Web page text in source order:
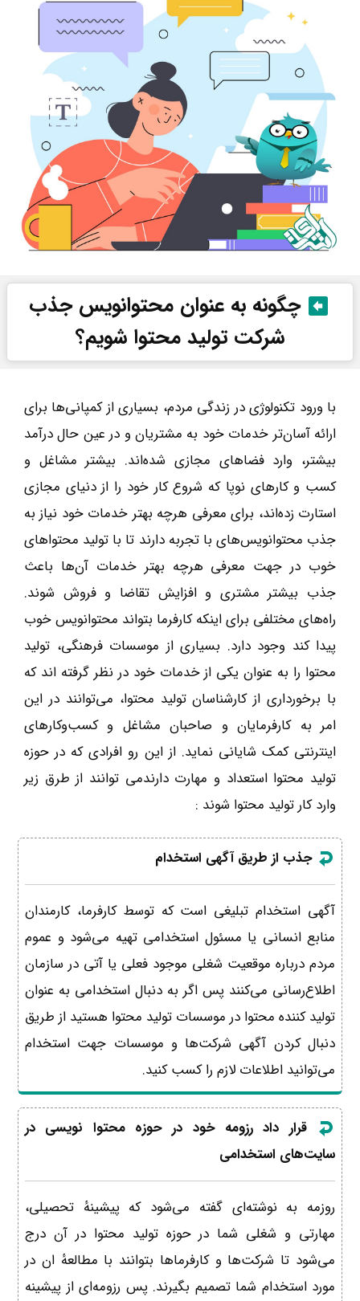
چگونه به عنوان محتوانویس جذب
شرکت تولید محتوا شویم؟
با ورود تکنولوژی در زندگی مردم، بسیاری از کمپانی‌ها برای
ارائه آسان‌تر خدمات خود به مشتریان و در عین حال درآمد
بیشتر، وارد فضاهای مجازی شده‌اند. بیشتر مشاغل و
کسب و کارهای نوپا که شروع کار خود را از دنیای مجازی
استارت زد‌ه‌اند، برای معرفی هرچه بهتر خدمات خود نیاز به
جذب محتوانویس‌های با تجربه دارند تا با تولید محتواهای
خوب در جهت معرفی هرچه بهتر خدمات آن‌ها باعث
جذب بیشتر مشتری و افزایش تقاضا و فروش شوند.
راه‌های مختلفی برای اینکه کارفرما بتواند محتوانویس خوب
پیدا کند وجود دارد. بسیاری از موسسات فرهنگی، تولید
محتوا را به عنوان یکی از خدمات خود در نظر گرفته اند که
با برخورداری از کارشناسان تولید محتوا، می‌توانند در این
امر به کارفرمایان و صاحبان مشاغل و کسب‌وکارهای
اینترنتی کمک شایانی نماید. از این رو افرادی که در حوزه
تولید محتوا استعداد و مهارت دارندمی توانند از طرق زیر
وارد کار تولید محتوا شوند :
جذب از طریق آگهی استخدام
آگهی استخدام تبلیغی است که توسط کارفرما، کارمندان
منابع انسانی یا مسئول استخدامی تهیه می‌شود و عموم
مردم درباره موقعیت شغلی موجود فعلی یا آتی در سازمان
اطلاع‌رسانی می‌کنند پس اگر به دنبال استخدامی به عنوان
تولید کننده محتوا در موسسات تولید محتوا هستید از طریق
دنبال کردن آگهی‌ شرکت‌ها و موسسات جهت استخدام
می‌توانید اطلاعات لازم را کسب کنید.
قرار داد رزومه خود در حوزه محتوا نویسی در
سایت‌های استخدامی
روزمه به نوشته‌ای گفته می‌شود که پیشینهٔ تحصیلی،
مهارتی و شغلی شما در حوزه تولید محتوا در آن درج
می‌شود تا شرکت‌ها و کارفرماها بتوانند با مطالعهٔ ان در
مورد استخدام شما تصمیم بگیرند. پس رزومه‌ای از پیشینه